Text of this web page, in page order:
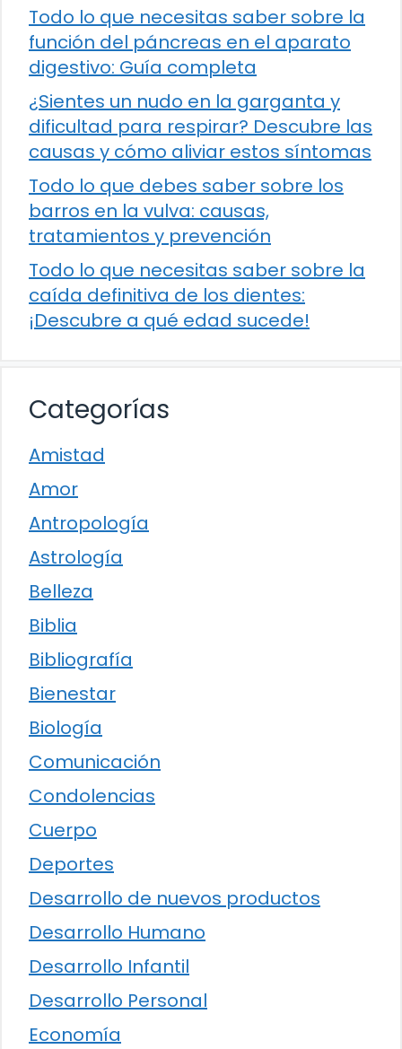
Todo lo que necesitas saber sobre la
función del páncreas en el aparato
digestivo: Guía completa
¿Sientes un nudo en la garganta y
dificultad para respirar? Descubre las
causas y cómo aliviar estos síntomas
Todo lo que debes saber sobre los
barros en la vulva: causas,
tratamientos y prevención
Todo lo que necesitas saber sobre la
caída definitiva de los dientes:
¡Descubre a qué edad sucede!
Categorías
Amistad
Amor
Antropología
Astrología
Belleza
Biblia
Bibliografía
Bienestar
Biología
Comunicación
Condolencias
Cuerpo
Deportes
Desarrollo de nuevos productos
Desarrollo Humano
Desarrollo Infantil
Desarrollo Personal
Economía